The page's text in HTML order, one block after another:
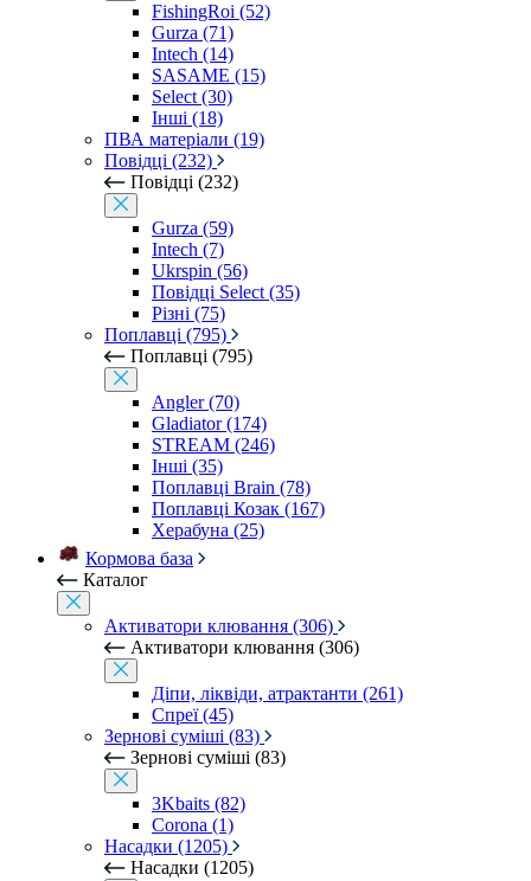
FishingRoi (52)
Gurza (71)
Intech (14)
SASAME (15)
Select (30)
Інші (18)
ПВА матеріали (19)
Повідці (232)
Повідці (232)
Gurza (59)
Intech (7)
Ukrspin (56)
Повідці Select (35)
Різні (75)
Поплавці (795)
Поплавці (795)
Angler (70)
Gladiator (174)
STREAM (246)
Інші (35)
Поплавці Brain (78)
Поплавці Козак (167)
Херабуна (25)
Кормова база
Каталог
Активатори клювання (306)
Активатори клювання (306)
Діпи, ліквіди, атрактанти (261)
Спреї (45)
Зернові суміші (83)
Зернові суміші (83)
3Kbaits (82)
Corona (1)
Насадки (1205)
Насадки (1205)